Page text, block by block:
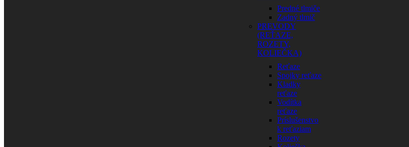
Predné tlmiče
Zadný tlmič
PREVODY
(REŤAZE,
ROZETY,
KOLIEČKA)
Reťaze
Spojky reťaze
Kladky
reťaze
Vodítka
reťaze
Príslušenstvo
k reťaziam
Rozety